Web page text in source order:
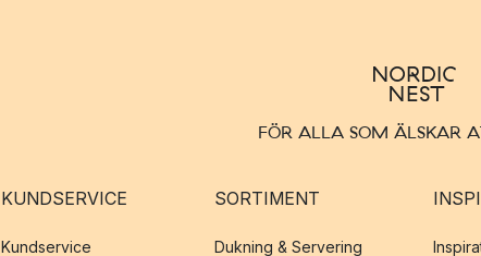
FÖR ALLA SOM ÄLSKAR
KUNDSERVICE
Kundservice
SORTIMENT
Dukning & Servering